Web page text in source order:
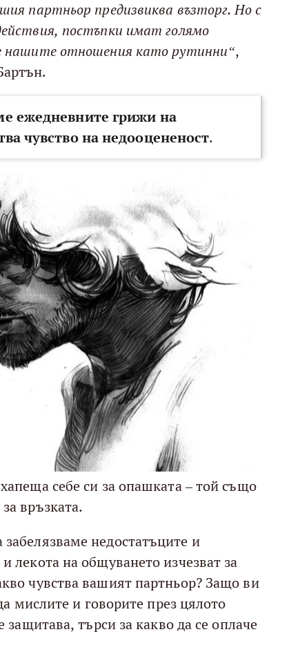
партньор предизвиква възторг. Но с
постъпки имат голямо
нашите отношения като рутинни“,
ежедневните грижи на
чувство на недооцененост.
себе си за опашката – той също
връзката.
недостатъците и
лекота на общуването изчезват за
чувства вашият партньор? Защо ви
мислите и говорите през цялото
търси за какво да се оплаче